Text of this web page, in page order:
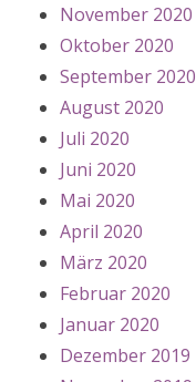
November 2020
Oktober 2020
September 2020
August 2020
Juli 2020
Juni 2020
Mai 2020
April 2020
März 2020
Februar 2020
Januar 2020
Dezember 2019